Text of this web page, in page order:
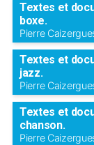
Textes et
boxe.
Pierre
Textes et
jazz.
Pierre
Textes et
chanson.
Pierre